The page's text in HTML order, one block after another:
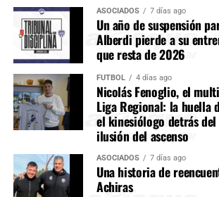
ASOCIADOS 7 días ago
Un año de suspensión
Alberdi pierde a su
que resta de 2026
FÚTBOL 4 días ago
Nicolás Fenoglio, el
Liga Regional: la huella
el kinesiólogo detrás
ilusión del ascenso
ASOCIADOS 7 días ago
Una historia de
Achiras